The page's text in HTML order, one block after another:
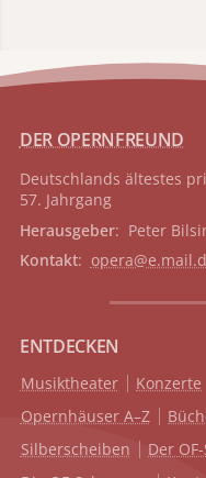
DER OPERNFREUND
Deutschlands ältestes
57. Jahrgang
Herausgeber: Peter
Kontakt:
ENTDECKEN
Musiktheater Konzerte
Opernhäuser A–Z
Silberscheiben
Der